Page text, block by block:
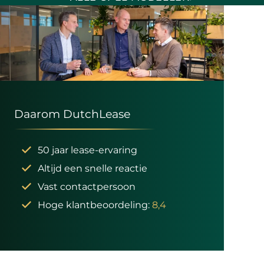
Daarom DutchLease
50 jaar lease-ervaring
Altijd een snelle reactie
Vast contactpersoon
Hoge klantbeoordeling: 8,4